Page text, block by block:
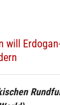
will